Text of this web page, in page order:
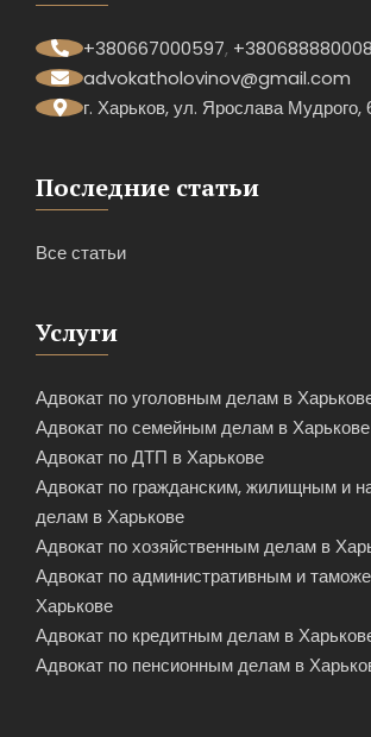
+380667000597, +380688880008
advokatholovinov@gmail.com
г. Харьков, ул. Ярослава Мудрого,
Последние статьи
Все статьи
Услуги
Адвокат по уголовным делам в
Адвокат по семейным делам в Харькове
Адвокат по ДТП в Харькове
Адвокат по гражданским, жилищным и
делам в Харькове
Адвокат по хозяйственным делам в
Адвокат по административным и
Харькове
Адвокат по кредитным делам в
Адвокат по пенсионным делам в